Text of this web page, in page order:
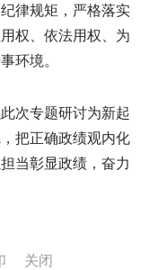
律规矩，严格落实
权、依法用权、为
环境。
次专题研讨为新起
把正确政绩观内化
当彰显政绩，奋力
关闭